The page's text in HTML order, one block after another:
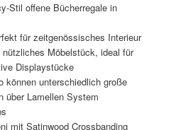
Stil offene Bücherregale in
für zeitgenössisches Interieur
Möbelstück, ideal für
Displaystücke
können unterschiedlich große
über Lamellen System
mit Satinwood Crossbanding